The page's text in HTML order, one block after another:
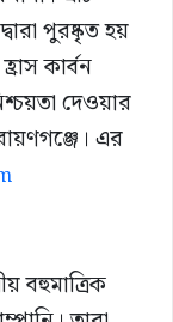
পুরষ্কৃত হয়
কার্বন
দেওয়ার
এর
বহুমাত্রিক